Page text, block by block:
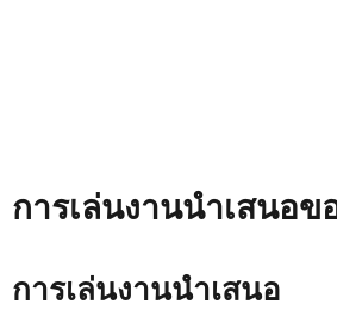
การเล่นงานนำเสนอ
การเล่นงานนำเสนอ